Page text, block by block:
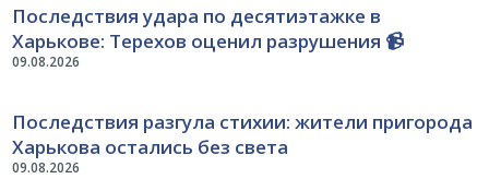
09.08.2026
Последствия удара по десятиэтажке в
Харькове: Терехов оценил разрушения 📹
09.08.2026
Последствия разгула стихии: жители пригорода
Харькова остались без света